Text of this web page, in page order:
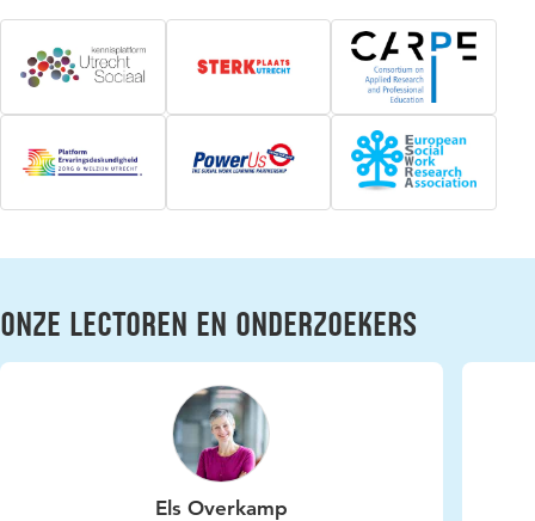
Onze lectoren en onderzoekers
Els Overkamp